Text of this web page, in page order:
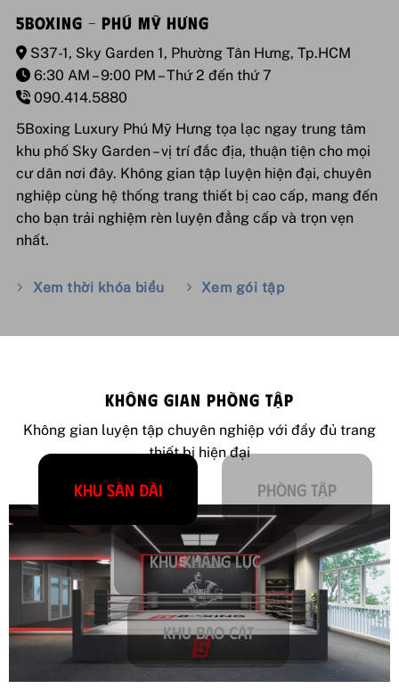
5BOXING – PHÚ MỸ HƯNG
S37-1, Sky Garden 1, Phường Tân Hưng, Tp.HCM
6:30 AM – 9:00 PM – Thứ 2 đến thứ 7
090.414.5880
5Boxing Luxury Phú Mỹ Hưng tọa lạc ngay trung tâm
khu phố Sky Garden – vị trí đắc địa, thuận tiện cho mọi
cư dân nơi đây. Không gian tập luyện hiện đại, chuyên
nghiệp cùng hệ thống trang thiết bị cao cấp, mang đến
cho bạn trải nghiệm rèn luyện đẳng cấp và trọn vẹn
nhất.
Xem thời khóa biểu Xem gói tập
KHÔNG GIAN PHÒNG TẬP
Không gian luyện tập chuyên nghiệp với đầy đủ trang
thiết bị hiện đại
Khu sàn đài Phòng tập
Khu kháng lực
Khu bao cát